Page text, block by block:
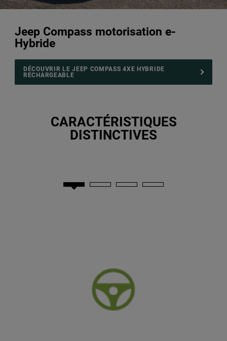
Jeep Compass motorisation e-
Hybride
DÉCOUVRIR LE JEEP COMPASS 4XE HYBRIDE
RECHARGEABLE
CARACTÉRISTIQUES
DISTINCTIVES